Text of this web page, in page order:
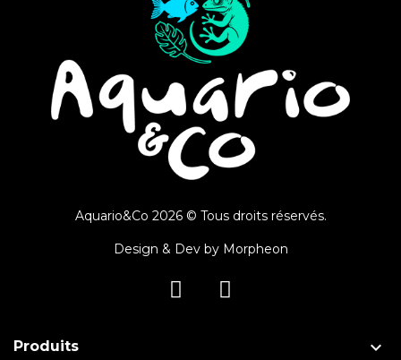
Aquario&Co 2026 © Tous droits réservés.
Design & Dev by Morpheon
Produits 